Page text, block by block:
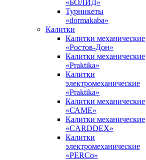
«БОЛИД»
Турникеты
«dormakaba»
Калитки
Калитки механические
«Ростов-Дон»
Калитки механические
«Praktika»
Калитки
электромеханические
«Praktika»
Калитки механические
«САМЕ»
Калитки механические
«CARDDEX»
Калитки
электромеханические
«PERCo»